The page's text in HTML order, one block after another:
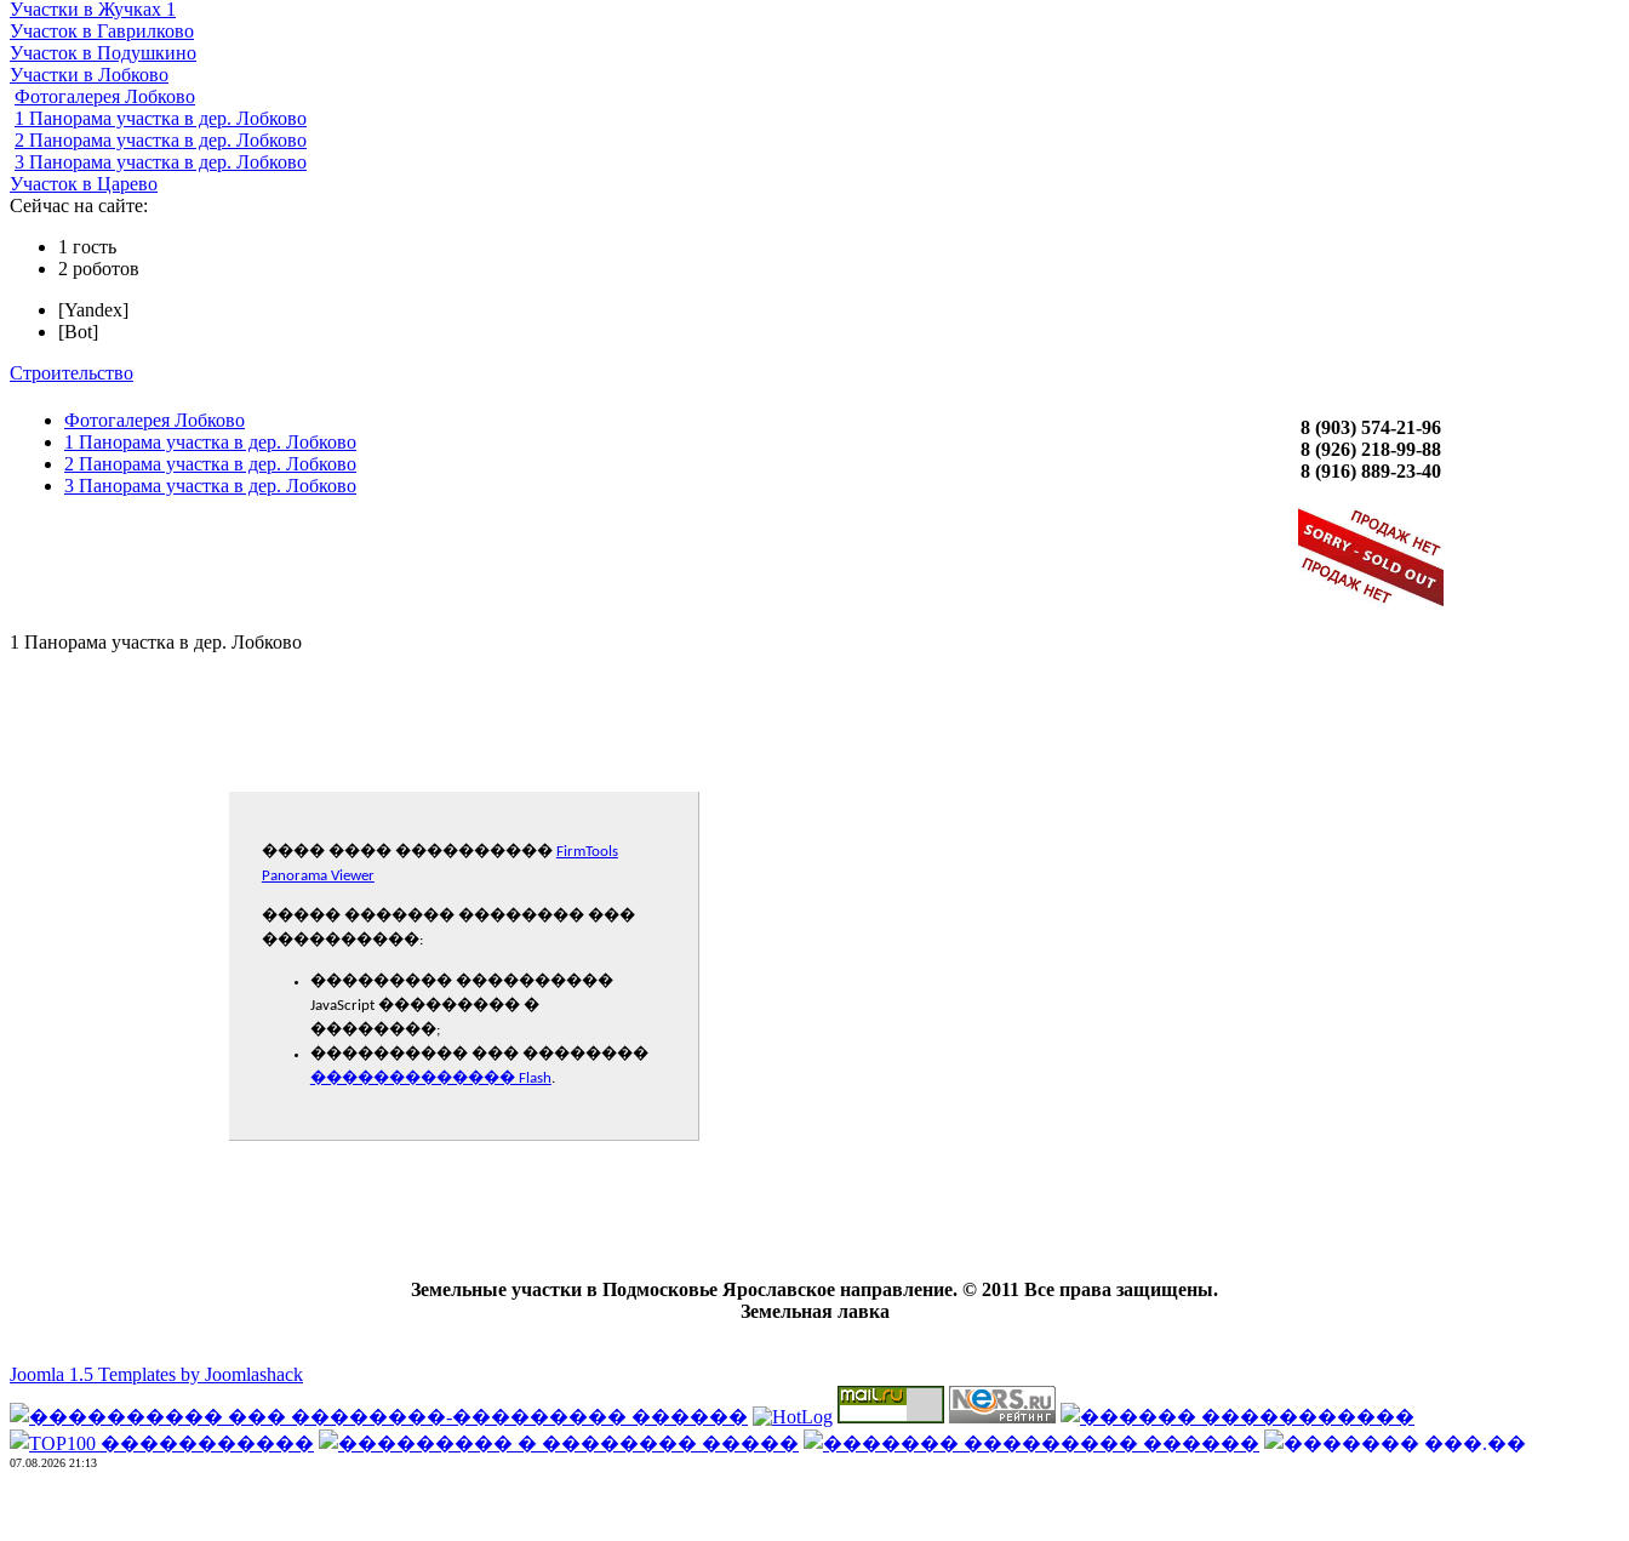
Участки в Жучках 1
Участок в Гаврилково
Участок в Подушкино
Участки в Лобково
Фотогалерея Лобково
1 Панорама участка в дер. Лобково
2 Панорама участка в дер. Лобково
3 Панорама участка в дер. Лобково
Участок в Царево
Сейчас на сайте:
1 гость
2 роботов
[Yandex]
[Bot]
Строительство
Фотогалерея Лобково
1 Панорама участка в дер. Лобково
2 Панорама участка в дер. Лобково
3 Панорама участка в дер. Лобково
8 (903) 574-21-96
8 (926) 218-99-88
8 (916) 889-23-40
1 Панорама участка в дер. Лобково
Земельные участки в Подмосковье Ярославское направление. © 2011 Все права защищены.
Земельная лавка
Joomla 1.5 Templates by Joomlashack
07.08.2026 21:13